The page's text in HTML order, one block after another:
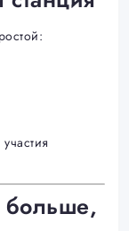
больше,